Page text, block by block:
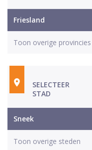
Friesland
Toon overige provincies
SELECTEER
STAD
Sneek
Toon overige steden